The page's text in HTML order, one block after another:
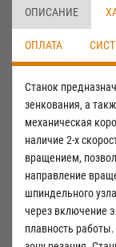
ОПИСАНИЕ
ОПЛАТА
Станок
зенкования, а
механическая
наличие 2-х
вращением,
направление
шпиндельного
через включение
плавность